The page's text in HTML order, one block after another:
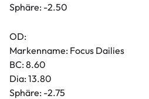
Sphäre: -2.50
OD:
Markenname: Focus Dailies
BC: 8.60
Dia: 13.80
Sphäre: -2.75